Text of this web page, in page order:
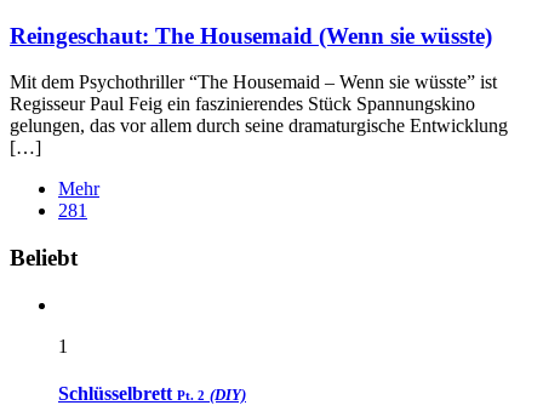
Reingeschaut: The Housemaid (Wenn sie wüsste)
Mit dem Psychothriller “The Housemaid – Wenn sie wüsste” ist
Regisseur Paul Feig ein faszinierendes Stück Spannungskino
gelungen, das vor allem durch seine dramaturgische Entwicklung
[…]
Mehr
281
Widgets
Beliebt
1
Schlüsselbrett Pt. 2 (DIY)